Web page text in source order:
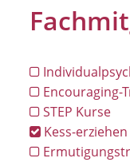
Encouraging-
STEP Kurse
Kess-